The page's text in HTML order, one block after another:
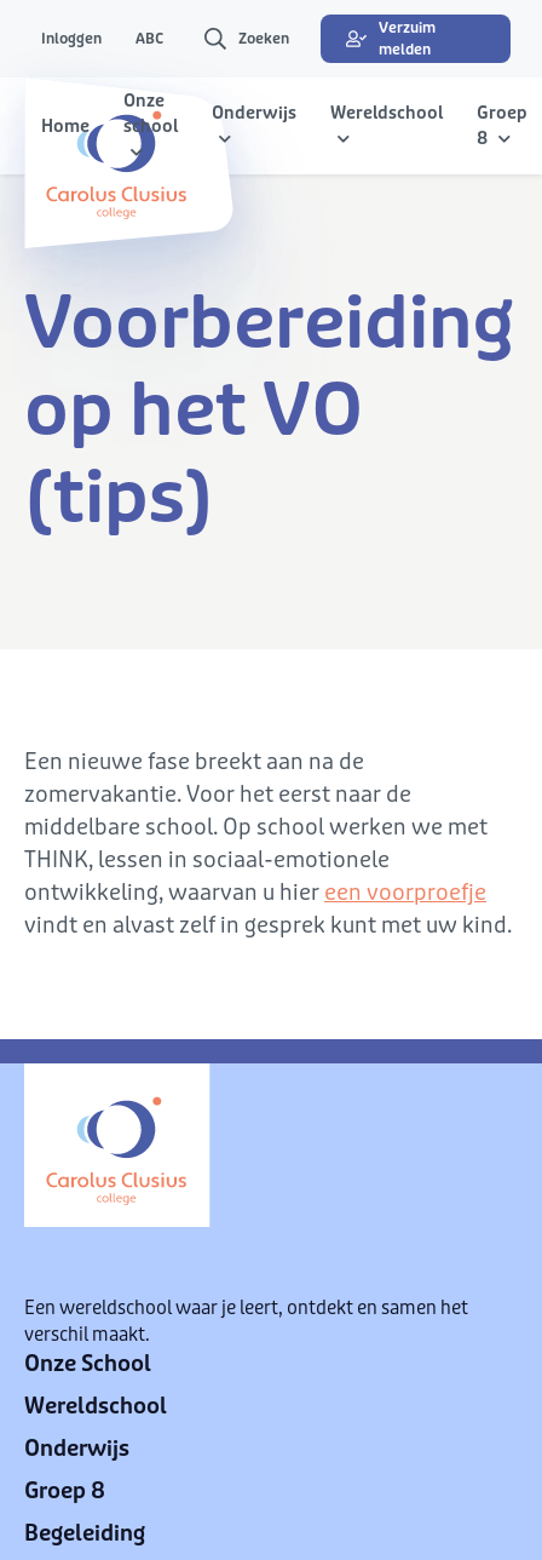
Inloggen ABC Zoeken
Verzuim
melden
Home
Onze
school
Onderwijs Wereldschool
Groep
8
Voorbereiding
op het VO
(tips)
Een nieuwe fase breekt aan na de
zomervakantie. Voor het eerst naar de
middelbare school. Op school werken we met
THINK, lessen in sociaal-emotionele
ontwikkeling, waarvan u hier een voorproefje
vindt en alvast zelf in gesprek kunt met uw kind.
Een wereldschool waar je leert, ontdekt en samen het
verschil maakt.
Onze School
Wereldschool
Onderwijs
Groep 8
Begeleiding